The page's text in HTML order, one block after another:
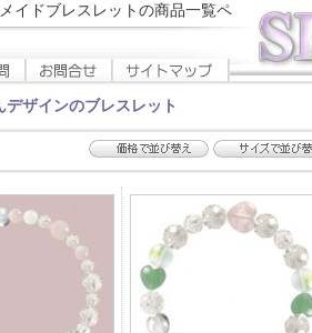
イドブレスレットの商品一覧ペ
ザインのブレスレット